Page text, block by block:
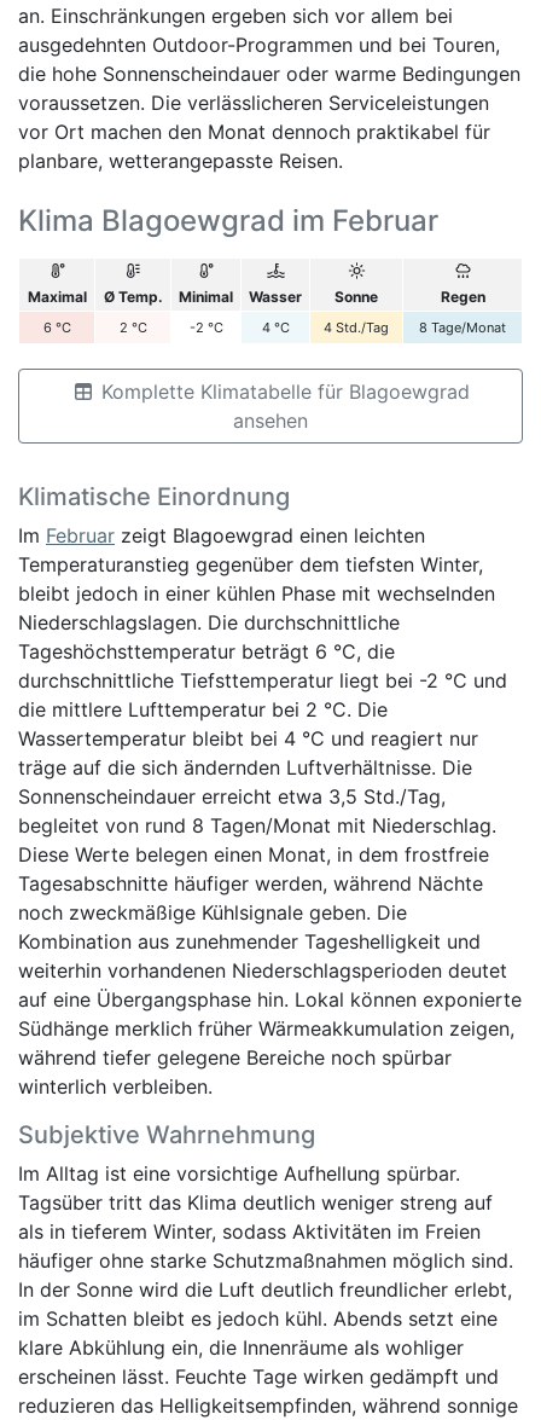
an. Einschränkungen ergeben sich vor allem bei
ausgedehnten Outdoor-Programmen und bei Touren,
die hohe Sonnenscheindauer oder warme Bedingungen
voraussetzen. Die verlässlicheren Serviceleistungen
vor Ort machen den Monat dennoch praktikabel für
planbare, wetterangepasste Reisen.
Klima Blagoewgrad im Februar
Maximal Ø Temp. Minimal Wasser Sonne Regen
6 °C 2 °C -2 °C 4 °C 4 Std./Tag 8 Tage/Monat
Komplette Klimatabelle für Blagoewgrad
ansehen
Klimatische Einordnung
Im Februar zeigt Blagoewgrad einen leichten
Temperaturanstieg gegenüber dem tiefsten Winter,
bleibt jedoch in einer kühlen Phase mit wechselnden
Niederschlagslagen. Die durchschnittliche
Tageshöchsttemperatur beträgt 6 °C, die
durchschnittliche Tiefsttemperatur liegt bei -2 °C und
die mittlere Lufttemperatur bei 2 °C. Die
Wassertemperatur bleibt bei 4 °C und reagiert nur
träge auf die sich ändernden Luftverhältnisse. Die
Sonnenscheindauer erreicht etwa 3,5 Std./Tag,
begleitet von rund 8 Tagen/Monat mit Niederschlag.
Diese Werte belegen einen Monat, in dem frostfreie
Tagesabschnitte häufiger werden, während Nächte
noch zweckmäßige Kühlsignale geben. Die
Kombination aus zunehmender Tageshelligkeit und
weiterhin vorhandenen Niederschlagsperioden deutet
auf eine Übergangsphase hin. Lokal können exponierte
Südhänge merklich früher Wärmeakkumulation zeigen,
während tiefer gelegene Bereiche noch spürbar
winterlich verbleiben.
Subjektive Wahrnehmung
Im Alltag ist eine vorsichtige Aufhellung spürbar.
Tagsüber tritt das Klima deutlich weniger streng auf
als in tieferem Winter, sodass Aktivitäten im Freien
häufiger ohne starke Schutzmaßnahmen möglich sind.
In der Sonne wird die Luft deutlich freundlicher erlebt,
im Schatten bleibt es jedoch kühl. Abends setzt eine
klare Abkühlung ein, die Innenräume als wohliger
erscheinen lässt. Feuchte Tage wirken gedämpft und
reduzieren das Helligkeitsempfinden, während sonnige